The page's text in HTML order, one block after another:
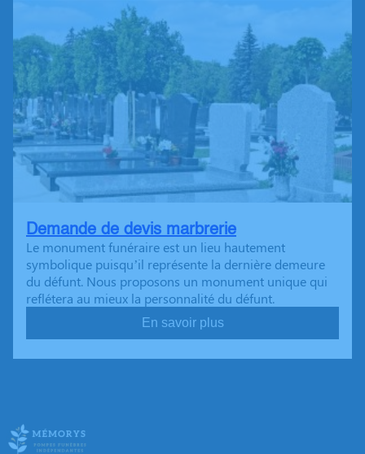
Demande de devis marbrerie
Le monument funéraire est un lieu hautement
symbolique puisqu’il représente la dernière demeure
du défunt. Nous proposons un monument unique qui
reflétera au mieux la personnalité du défunt.
En savoir plus